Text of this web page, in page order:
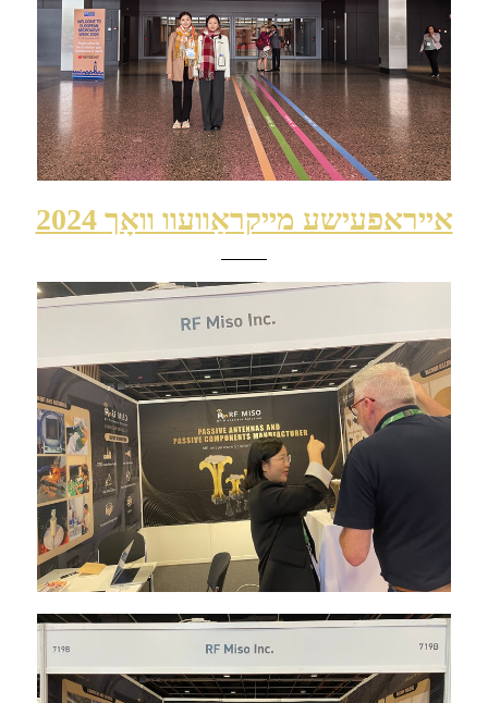
2024 אייראפעישע מייקראַוועוו וואָך